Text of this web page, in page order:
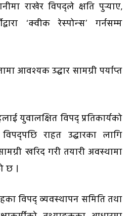
राखेर विपद्ले क्षति पुर्‍याए,
‘क्वीक रेस्पोन्स’ गर्नसम्म
आवश्यक उद्धार सामग्री पर्याप्त
युवालक्षित विपद् प्रतिकार्यको
राहत उद्धारका लागि
खरिद गरी तयारी अवस्थामा
छ ।
विपद् व्यवस्थापन समिति तथा